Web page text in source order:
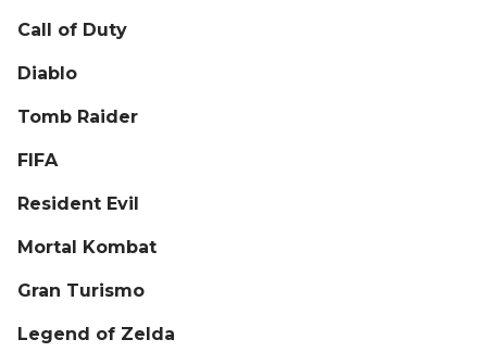
Call of Duty
Diablo
Tomb Raider
FIFA
Resident Evil
Mortal Kombat
Gran Turismo
Legend of Zelda